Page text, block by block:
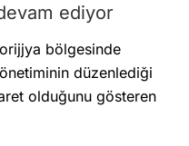
bölgesinde
düzenlediği
olduğunu gösteren